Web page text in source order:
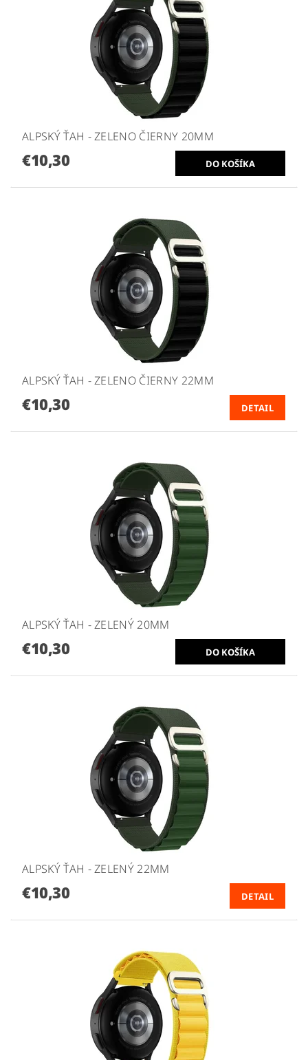
ALPSKÝ ŤAH - ZELENO ČIERNY 20MM
€10,30
ALPSKÝ ŤAH - ZELENO ČIERNY 22MM
€10,30 DETAIL
ALPSKÝ ŤAH - ZELENÝ 20MM
€10,30
ALPSKÝ ŤAH - ZELENÝ 22MM
€10,30 DETAIL